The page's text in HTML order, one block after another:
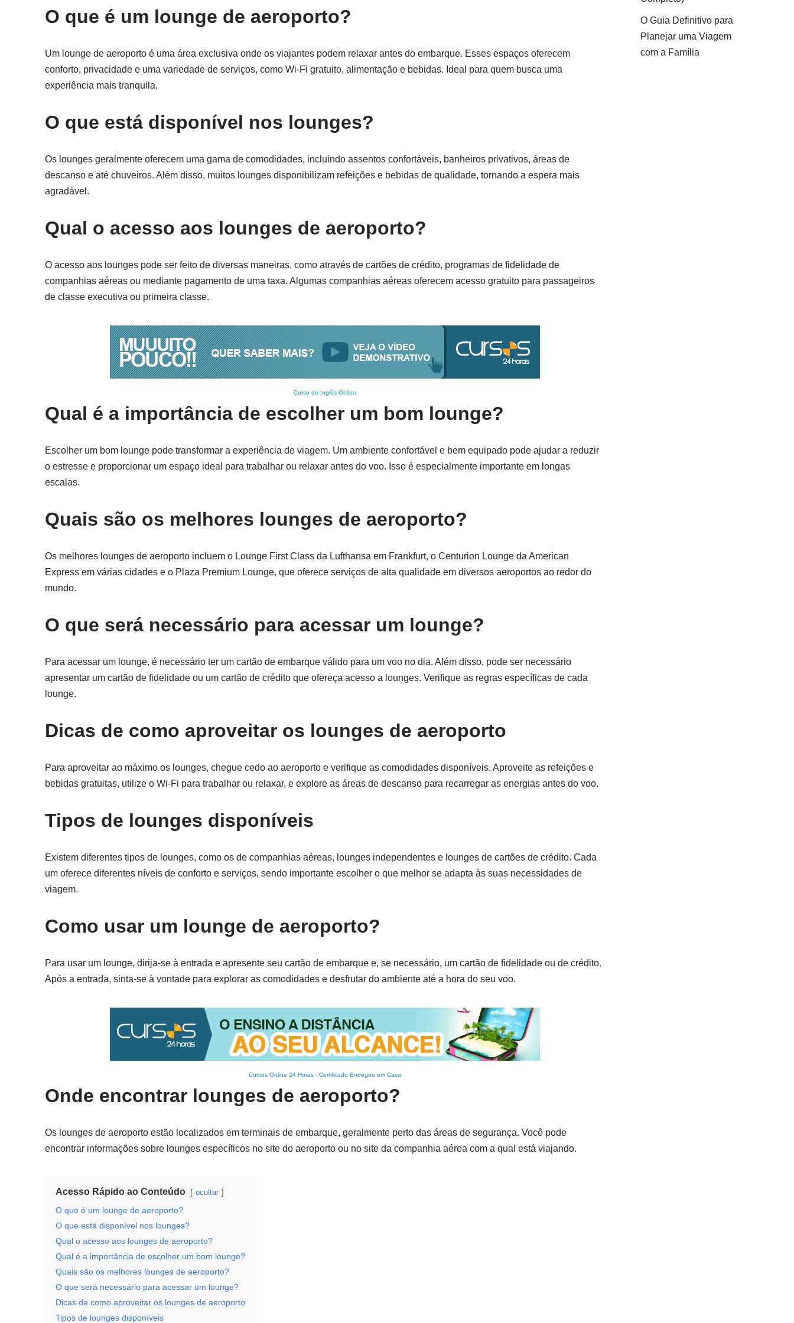
O que é um lounge de aeroporto?
Um lounge de aeroporto é uma área exclusiva onde os viajantes podem relaxar antes do embarque. Esses espaços oferecem
conforto, privacidade e uma variedade de serviços, como Wi-Fi gratuito, alimentação e bebidas. Ideal para quem busca uma
experiência mais tranquila.
O que está disponível nos lounges?
Os lounges geralmente oferecem uma gama de comodidades, incluindo assentos confortáveis, banheiros privativos, áreas de
descanso e até chuveiros. Além disso, muitos lounges disponibilizam refeições e bebidas de qualidade, tornando a espera mais
agradável.
Qual o acesso aos lounges de aeroporto?
O acesso aos lounges pode ser feito de diversas maneiras, como através de cartões de crédito, programas de fidelidade de
companhias aéreas ou mediante pagamento de uma taxa. Algumas companhias aéreas oferecem acesso gratuito para passageiros
de classe executiva ou primeira classe.
Curso de Inglês Online
Qual é a importância de escolher um bom lounge?
Escolher um bom lounge pode transformar a experiência de viagem. Um ambiente confortável e bem equipado pode ajudar a reduzir
o estresse e proporcionar um espaço ideal para trabalhar ou relaxar antes do voo. Isso é especialmente importante em longas
escalas.
Quais são os melhores lounges de aeroporto?
Os melhores lounges de aeroporto incluem o Lounge First Class da Lufthansa em Frankfurt, o Centurion Lounge da American
Express em várias cidades e o Plaza Premium Lounge, que oferece serviços de alta qualidade em diversos aeroportos ao redor do
mundo.
O que será necessário para acessar um lounge?
Para acessar um lounge, é necessário ter um cartão de embarque válido para um voo no dia. Além disso, pode ser necessário
apresentar um cartão de fidelidade ou um cartão de crédito que ofereça acesso a lounges. Verifique as regras específicas de cada
lounge.
Dicas de como aproveitar os lounges de aeroporto
Para aproveitar ao máximo os lounges, chegue cedo ao aeroporto e verifique as comodidades disponíveis. Aproveite as refeições e
bebidas gratuitas, utilize o Wi-Fi para trabalhar ou relaxar, e explore as áreas de descanso para recarregar as energias antes do voo.
Tipos de lounges disponíveis
Existem diferentes tipos de lounges, como os de companhias aéreas, lounges independentes e lounges de cartões de crédito. Cada
um oferece diferentes níveis de conforto e serviços, sendo importante escolher o que melhor se adapta às suas necessidades de
viagem.
Como usar um lounge de aeroporto?
Para usar um lounge, dirija-se à entrada e apresente seu cartão de embarque e, se necessário, um cartão de fidelidade ou de crédito.
Após a entrada, sinta-se à vontade para explorar as comodidades e desfrutar do ambiente até a hora do seu voo.
Cursos Online 24 Horas- Certificado Entregue em Casa
Onde encontrar lounges de aeroporto?
Os lounges de aeroporto estão localizados em terminais de embarque, geralmente perto das áreas de segurança. Você pode
encontrar informações sobre lounges específicos no site do aeroporto ou no site da companhia aérea com a qual está viajando.
Acesso Rápido ao Conteúdo ocultar
O que é um lounge de aeroporto?
O que está disponível nos lounges?
Qual o acesso aos lounges de aeroporto?
Qual é a importância de escolher um bom lounge?
Quais são os melhores lounges de aeroporto?
O que será necessário para acessar um lounge?
Dicas de como aproveitar os lounges de aeroporto
Tipos de lounges disponíveis
O Guia Definitivo para
Planejar uma Viagem
com a Família